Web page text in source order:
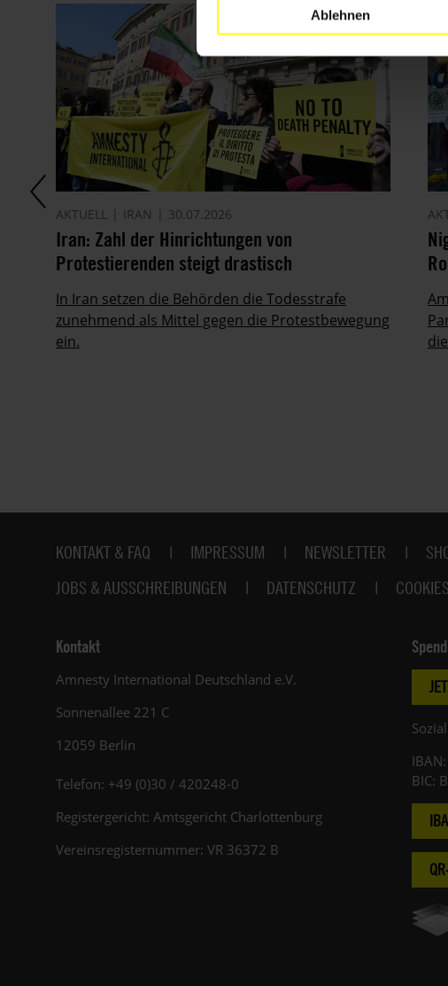
Ablehnen
AKTUELL IRAN 30.07.2026
Iran: Zahl der Hinrichtungen von
Protestierenden steigt drastisch
In Iran setzen die Behörden die Todesstrafe
zunehmend als Mittel gegen die Protestbewegung
ein.
Fußbereich
KONTAKT & FAQ IMPRESSUM NEWSLETTER
JOBS & AUSSCHREIBUNGEN
DATENSCHUTZ
Kontakt
Amnesty International Deutschland e.V.
Sonnenallee 221 C
12059 Berlin
Telefon: +49 (0)30 / 420248-0
Registergericht: Amtsgericht Charlottenburg
Vereinsregisternummer: VR 36372 B
BIC: